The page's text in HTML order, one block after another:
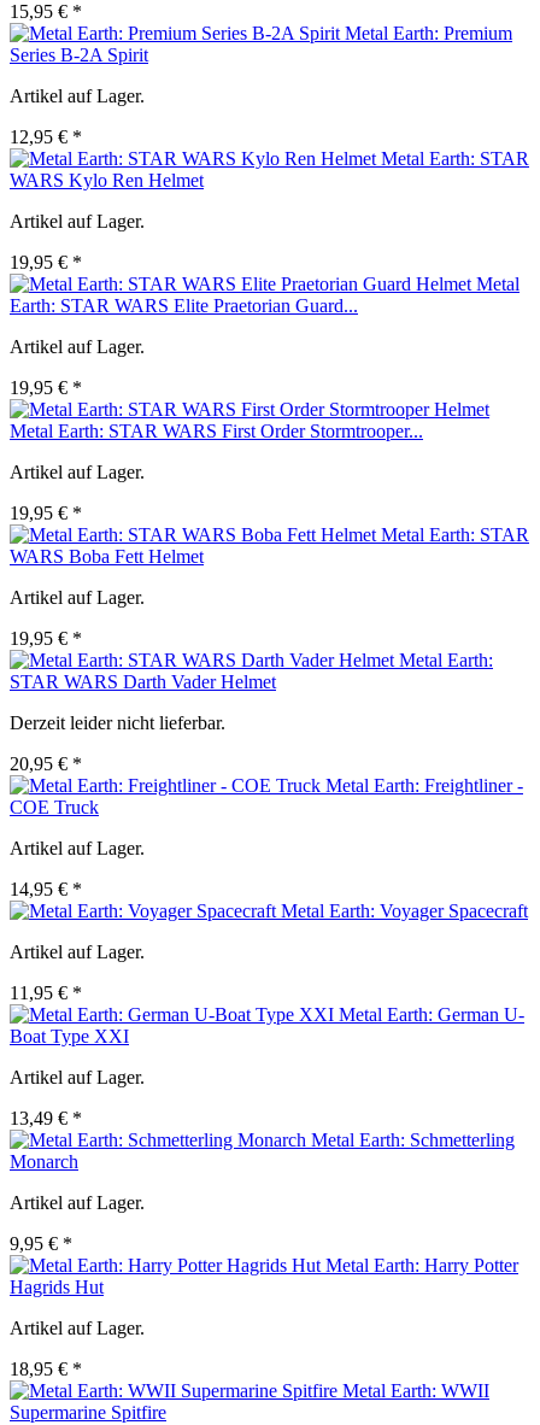
15,95 € *
Metal Earth: Premium
Series B-2A Spirit
Artikel auf Lager.
12,95 € *
Metal Earth: STAR
WARS Kylo Ren Helmet
Artikel auf Lager.
19,95 € *
Metal
Earth: STAR WARS Elite Praetorian Guard...
Artikel auf Lager.
19,95 € *
Metal Earth: STAR WARS First Order Stormtrooper...
Artikel auf Lager.
19,95 € *
Metal Earth: STAR
WARS Boba Fett Helmet
Artikel auf Lager.
19,95 € *
Metal Earth:
STAR WARS Darth Vader Helmet
Derzeit leider nicht lieferbar.
20,95 € *
Metal Earth: Freightliner -
COE Truck
Artikel auf Lager.
14,95 € *
Metal Earth: Voyager Spacecraft
Artikel auf Lager.
11,95 € *
Metal Earth: German U-
Boat Type XXI
Artikel auf Lager.
13,49 € *
Metal Earth: Schmetterling
Monarch
Artikel auf Lager.
9,95 € *
Metal Earth: Harry Potter
Hagrids Hut
Artikel auf Lager.
18,95 € *
Metal Earth: WWII
Supermarine Spitfire